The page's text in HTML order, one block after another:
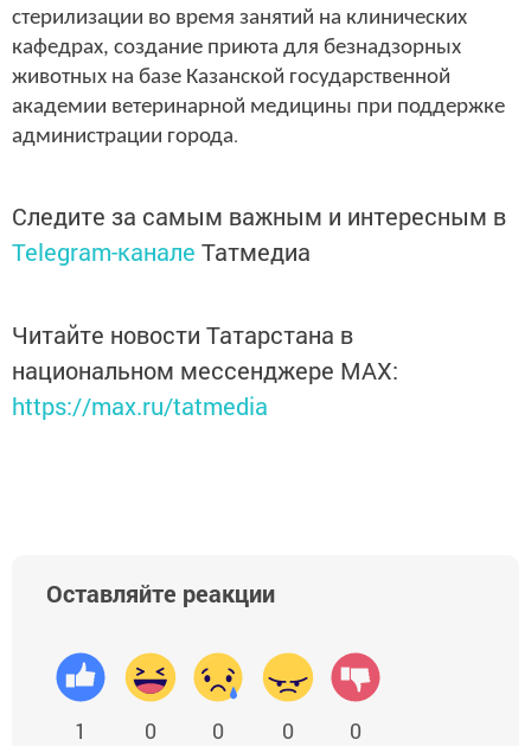
стерилизации во время занятий на клинических
кафедрах, создание приюта для безнадзорных
животных на базе Казанской государственной
академии ветеринарной медицины при поддержке
администрации города.
Следите за самым важным и интересным в
Telegram-канале Татмедиа
Читайте новости Татарстана в
национальном мессенджере MАХ:
https://max.ru/tatmedia
Оставляйте реакции
1 0 0 0 0